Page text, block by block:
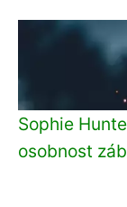
Sophie
osobnost